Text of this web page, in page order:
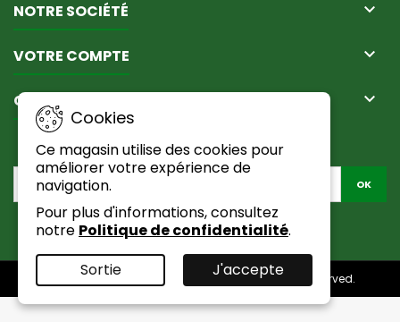
NOTRE SOCIÉTÉ 
VOTRE COMPTE 
CONTACT 
Cookies
Ce magasin utilise des cookies pour
améliorer votre expérience de
navigation.
Pour plus d'informations, consultez
notre Politique de confidentialité.
Sortie
J'accepte
LETTRE D'INFORMATIONS
Facebook
© Copyright 2026 Passion Du Naturel. All Rights Reserved.